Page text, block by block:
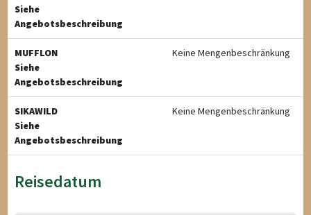
Siehe
Angebotsbeschreibung
MUFFLON
Siehe
Angebotsbeschreibung
Keine Mengenbeschränkung
SIKAWILD
Siehe
Angebotsbeschreibung
Keine Mengenbeschränkung
Reisedatum